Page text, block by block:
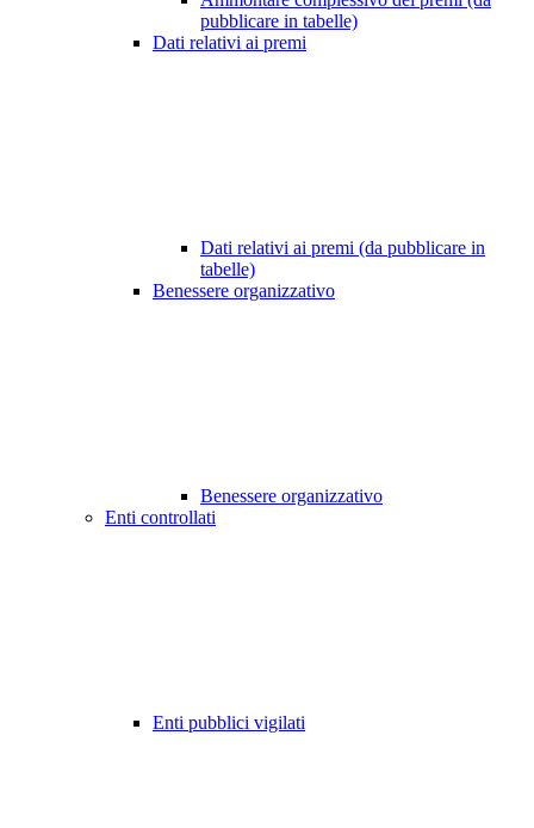
pubblicare in tabelle)
Dati relativi ai premi
Dati relativi ai premi (da pubblicare in
tabelle)
Benessere organizzativo
Benessere organizzativo
Enti controllati
Enti pubblici vigilati